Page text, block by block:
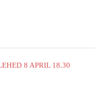
8 APRIL 18.30